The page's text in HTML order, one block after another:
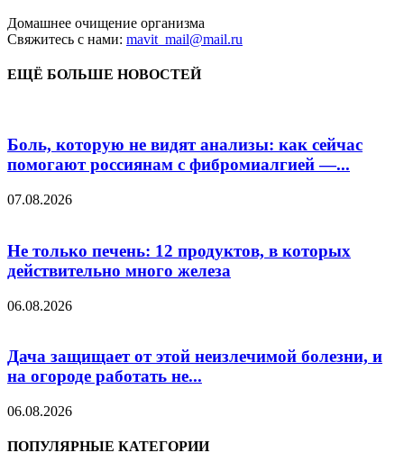
Домашнее очищение организма
Свяжитесь с нами: mavit_mail@mail.ru
ЕЩЁ БОЛЬШЕ НОВОСТЕЙ
Боль, которую не видят анализы: как сейчас
помогают россиянам с фибромиалгией —...
07.08.2026
Не только печень: 12 продуктов, в которых
действительно много железа
06.08.2026
Дача защищает от этой неизлечимой болезни, и
на огороде работать не...
06.08.2026
ПОПУЛЯРНЫЕ КАТЕГОРИИ